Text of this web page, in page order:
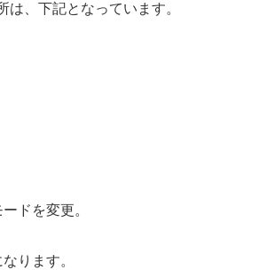
、下記となっています。
ドを変更。
ります。